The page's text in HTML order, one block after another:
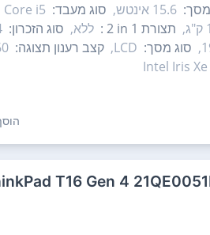
מסך: 15.6‏ אינטש, סוג מעבד: i5,
תצורת ‎ 2 in 1: ללא, סוג הזכרון:
סוג מסך: LCD, קצב רענון תצוגה:
Intel Iris